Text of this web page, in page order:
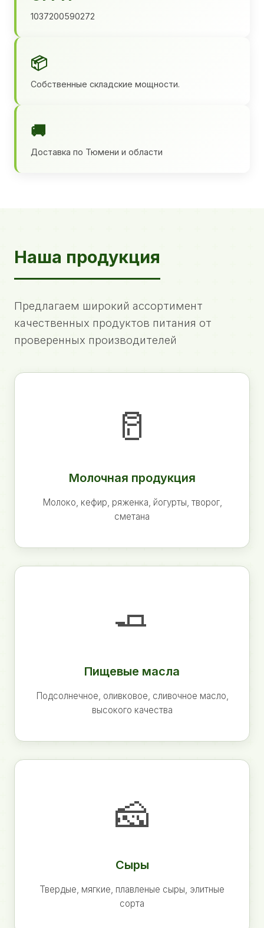
1037200590272
📦
Собственные складские мощности.
🚚
Доставка по Тюмени и области
Наша продукция
Предлагаем широкий ассортимент
качественных продуктов питания от
проверенных производителей
🥛
Молочная продукция
Молоко, кефир, ряженка, йогурты, творог,
сметана
🧈
Пищевые масла
Подсолнечное, оливковое, сливочное масло,
высокого качества
🧀
Сыры
Твердые, мягкие, плавленые сыры, элитные
сорта